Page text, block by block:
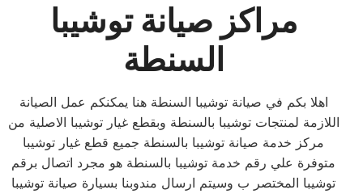
مراكز صيانة توشيبا
السنطة
اهلا بكم في صيانة توشيبا السنطة هنا يمكنكم عمل الصيانة
اللازمة لمنتجات توشيبا بالسنطة وبقطع غيار توشيبا الاصلية من
مركز خدمة صيانة توشيبا بالسنطة جميع قطع غيار توشيبا
متوفرة علي رقم خدمة توشيبا بالسنطة هو مجرد اتصال برقم
توشيبا المختصر ب وسيتم ارسال مندوبنا بسيارة صيانة توشيبا